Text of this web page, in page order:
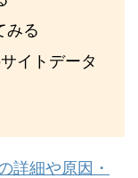
みる
イトデータ
詳細や原因・